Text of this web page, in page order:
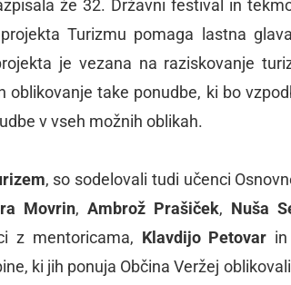
že 32. Državni festival in
Turizmu pomaga lastna
je vezana na raziskovanje
oblikovanje take ponudbe, ki bo
v vseh možnih oblikah.
, so sodelovali tudi učenci
Movrin,Ambrož Prašiček, Nuša
z mentoricama, Klavdijo Petovar
ki jih ponuja Občina Veržej